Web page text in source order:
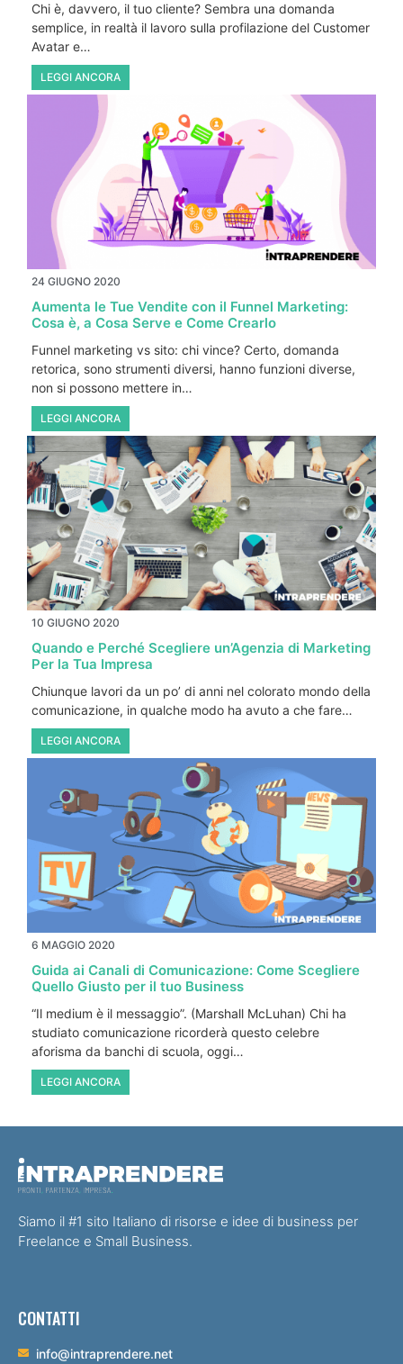
Chi è, davvero, il tuo cliente? Sembra una domanda
semplice, in realtà il lavoro sulla profilazione del Customer
Avatar e…
LEGGI ANCORA
24 GIUGNO 2020
Aumenta le Tue Vendite con il Funnel Marketing:
Cosa è, a Cosa Serve e Come Crearlo
Funnel marketing vs sito: chi vince? Certo, domanda
retorica, sono strumenti diversi, hanno funzioni diverse,
non si possono mettere in…
LEGGI ANCORA
10 GIUGNO 2020
Quando e Perché Scegliere un’Agenzia di Marketing
Per la Tua Impresa
Chiunque lavori da un po’ di anni nel colorato mondo della
comunicazione, in qualche modo ha avuto a che fare…
LEGGI ANCORA
6 MAGGIO 2020
Guida ai Canali di Comunicazione: Come Scegliere
Quello Giusto per il tuo Business
“Il medium è il messaggio”. (Marshall McLuhan) Chi ha
studiato comunicazione ricorderà questo celebre
aforisma da banchi di scuola, oggi…
LEGGI ANCORA
Siamo il #1 sito Italiano di risorse e idee di business per
Freelance e Small Business.
CONTATTI
info@intraprendere.net